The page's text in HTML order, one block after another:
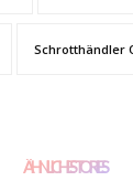
Schrotthändler
ÄHNLICHE STORIES